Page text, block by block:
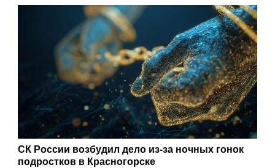
СК России возбудил дело из-за ночных гонок
подростков в Красногорске